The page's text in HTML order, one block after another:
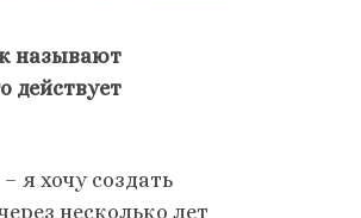
называют
действует
я хочу создать
несколько лет